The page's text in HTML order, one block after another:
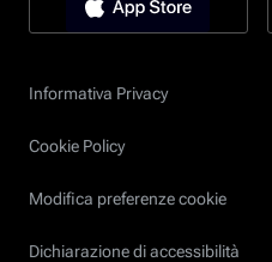
Informativa Privacy
Cookie Policy
Modifica preferenze cookie
Dichiarazione di accessibilità